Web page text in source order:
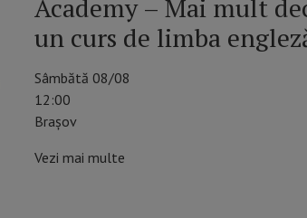
Academy – Mai mult
un curs de limba
Sâmbătă 08/08
12:00
Brașov
Vezi mai multe